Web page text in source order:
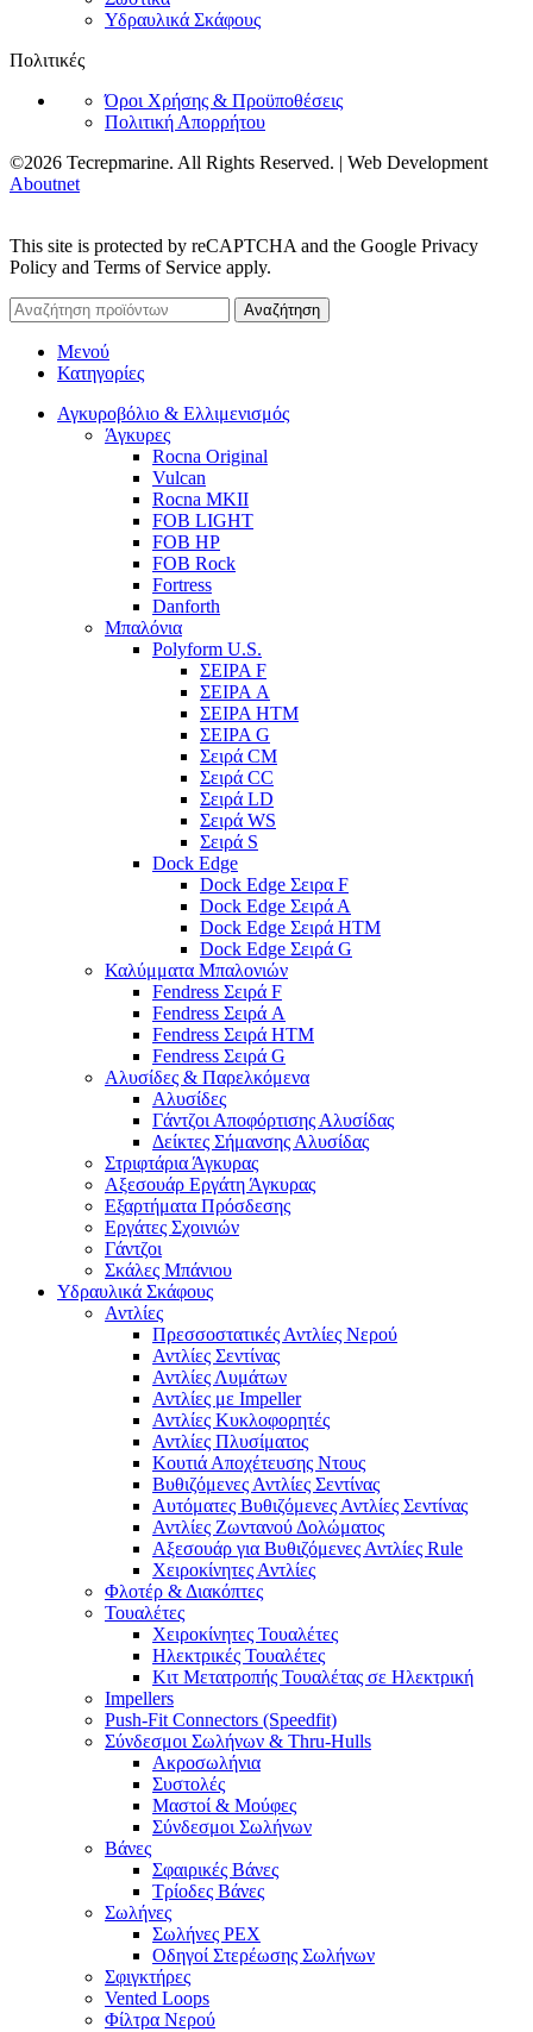
Υδραυλικά Σκάφους
Πολιτικές
Όροι Χρήσης & Προϋποθέσεις
Πολιτική Απορρήτου
©2026 Tecrepmarine. All Rights Reserved. | Web Development
Aboutnet
This site is protected by reCAPTCHA and the Google Privacy
Policy and Terms of Service apply.
Αναζήτηση
Μενού
Κατηγορίες
Αγκυροβόλιο & Ελλιμενισμός
Άγκυρες
Rocna Original
Vulcan
Rocna MKII
FOB LIGHT
FOB HP
FOB Rock
Fortress
Danforth
Μπαλόνια
Polyform U.S.
ΣΕΙΡΑ F
ΣΕΙΡΑ A
ΣΕΙΡΑ HTM
ΣΕΙΡΑ G
Σειρά CM
Σειρά CC
Σειρά LD
Σειρά WS
Σειρά S
Dock Edge
Dock Edge Σειρα F
Dock Edge Σειρά Α
Dock Edge Σειρά HTM
Dock Edge Σειρά G
Καλύμματα Μπαλονιών
Fendress Σειρά F
Fendress Σειρά A
Fendress Σειρά HTM
Fendress Σειρά G
Αλυσίδες & Παρελκόμενα
Αλυσίδες
Γάντζοι Αποφόρτισης Αλυσίδας
Δείκτες Σήμανσης Αλυσίδας
Στριφτάρια Άγκυρας
Αξεσουάρ Εργάτη Άγκυρας
Εξαρτήματα Πρόσδεσης
Εργάτες Σχοινιών
Γάντζοι
Σκάλες Μπάνιου
Υδραυλικά Σκάφους
Αντλίες
Πρεσσοστατικές Αντλίες Νερού
Αντλίες Σεντίνας
Αντλίες Λυμάτων
Αντλίες με Impeller
Αντλίες Κυκλοφορητές
Αντλίες Πλυσίματος
Κουτιά Αποχέτευσης Ντους
Βυθιζόμενες Αντλίες Σεντίνας
Αυτόματες Βυθιζόμενες Αντλίες Σεντίνας
Αντλίες Ζωντανού Δολώματος
Αξεσουάρ για Βυθιζόμενες Αντλίες Rule
Χειροκίνητες Αντλίες
Φλοτέρ & Διακόπτες
Τουαλέτες
Χειροκίνητες Τουαλέτες
Ηλεκτρικές Τουαλέτες
Κιτ Μετατροπής Τουαλέτας σε Ηλεκτρική
Impellers
Push-Fit Connectors (Speedfit)
Σύνδεσμοι Σωλήνων & Thru-Hulls
Ακροσωλήνια
Συστολές
Μαστοί & Μούφες
Σύνδεσμοι Σωλήνων
Βάνες
Σφαιρικές Βάνες
Τρίοδες Βάνες
Σωλήνες
Σωλήνες PEX
Οδηγοί Στερέωσης Σωλήνων
Σφιγκτήρες
Vented Loops
Φίλτρα Νερού